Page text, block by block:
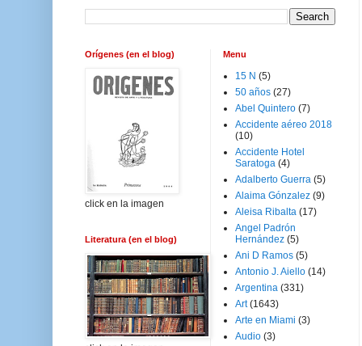
Orígenes (en el blog)
click en la imagen
Literatura (en el blog)
Menu
15 N (5)
50 años (27)
Abel Quintero (7)
Accidente aéreo 2018
(10)
Accidente Hotel
Saratoga (4)
Adalberto Guerra (5)
Alaima Gónzalez (9)
Aleisa Ribalta (17)
Angel Padrón
Hernández (5)
Ani D Ramos (5)
Antonio J. Aiello (14)
Argentina (331)
Art (1643)
Arte en Miami (3)
Audio (3)